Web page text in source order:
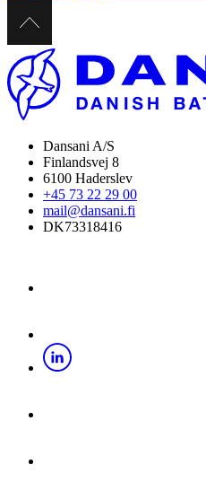
Dansani A/S
Finlandsvej 8
6100 Haderslev
+45 73 22 29 00
mail@dansani.fi
DK73318416